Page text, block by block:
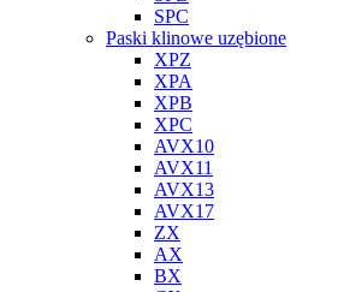
SPC
Paski klinowe uzębione
XPZ
XPA
XPB
XPC
AVX10
AVX11
AVX13
AVX17
ZX
AX
BX